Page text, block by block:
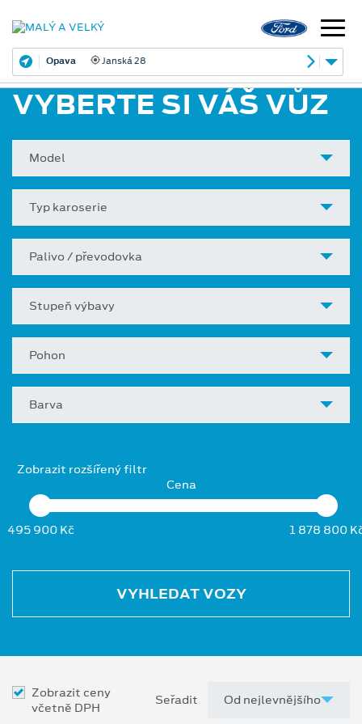
Opava Janská 28
VYBERTE SI VÁŠ VŮZ
Model
Typ karoserie
Palivo / převodovka
Stupeň výbavy
Pohon
Barva
Zobrazit rozšířený filtr
Cena
495 900 Kč 1 878 800
VYHLEDAT VOZY
Zobrazit ceny
včetně DPH
Seřadit